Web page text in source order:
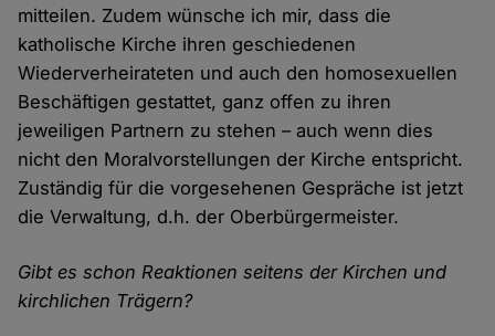
mitteilen. Zudem wünsche ich mir, dass die
katholische Kirche ihren geschiedenen
Wiederverheirateten und auch den homosexuellen
Beschäftigen gestattet, ganz offen zu ihren
jeweiligen Partnern zu stehen – auch wenn dies
nicht den Moralvorstellungen der Kirche entspricht.
Zuständig für die vorgesehenen Gespräche ist jetzt
die Verwaltung, d.h. der Oberbürgermeister.
Gibt es schon Reaktionen seitens der Kirchen und
kirchlichen Trägern?